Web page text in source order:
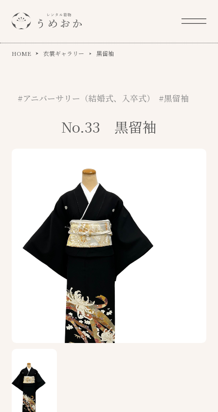
HOME 衣裳ギャラリー 黒留袖
#アニバーサリー（結婚式、入卒式） #黒留袖
No.33 黒留袖